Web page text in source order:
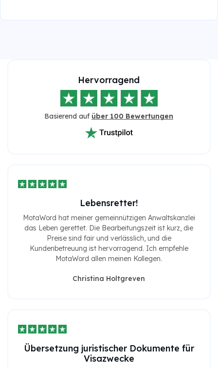
Hervorragend
Basierend auf über 100 Bewertungen
Lebensretter!
MotaWord hat meiner gemeinnützigen Anwaltskanzlei
das Leben gerettet. Die Bearbeitungszeit ist kurz, die
Preise sind fair und verlässlich, und die
Kundenbetreuung ist hervorragend. Ich empfehle
MotaWord allen meinen Kollegen.
Christina Holtgreven
Übersetzung juristischer Dokumente für
Visazwecke